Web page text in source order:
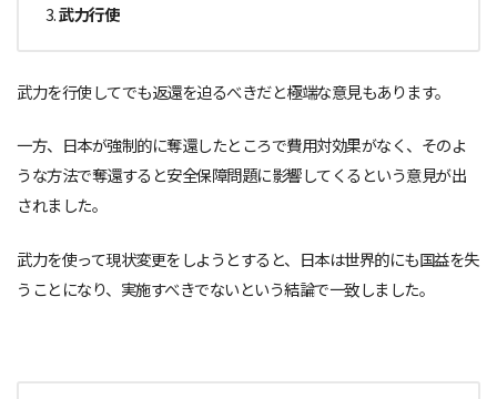
武力行使
武力を行使してでも返還を迫るべきだと極端な意見もあります。
一方、日本が強制的に奪還したところで費用対効果がなく、そのよ
うな方法で奪還すると安全保障問題に影響してくるという意見が出
されました。
武力を使って現状変更をしようとすると、日本は世界的にも国益を失
うことになり、実施すべきでないという結論で一致しました。